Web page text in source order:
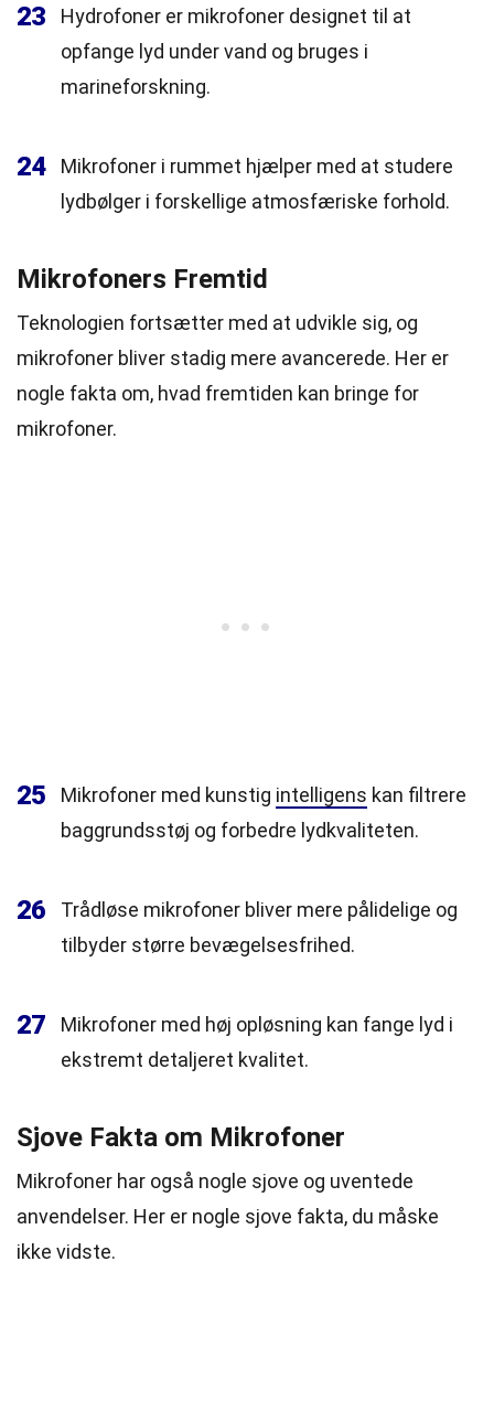
23
Hydrofoner er mikrofoner designet til at
opfange lyd under vand og bruges i
marineforskning.
24
Mikrofoner i rummet hjælper med at studere
lydbølger i forskellige atmosfæriske forhold.
Mikrofoners Fremtid
Teknologien fortsætter med at udvikle sig, og
mikrofoner bliver stadig mere avancerede. Her er
nogle fakta om, hvad fremtiden kan bringe for
mikrofoner.
25 Mikrofoner med kunstig intelligens kan filtrere
baggrundsstøj og forbedre lydkvaliteten.
26
Trådløse mikrofoner bliver mere pålidelige og
tilbyder større bevægelsesfrihed.
27
Mikrofoner med høj opløsning kan fange lyd i
ekstremt detaljeret kvalitet.
Sjove Fakta om Mikrofoner
Mikrofoner har også nogle sjove og uventede
anvendelser. Her er nogle sjove fakta, du måske
ikke vidste.